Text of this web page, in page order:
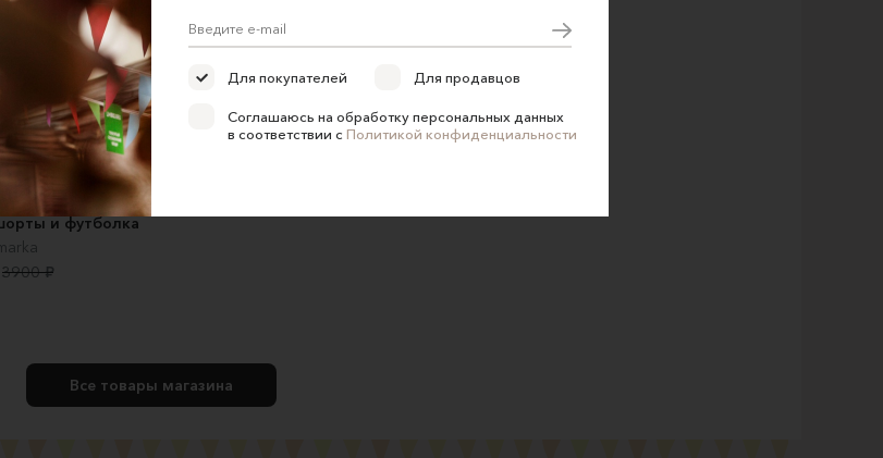
и футболка
3900 ₽
Все товары магазина
Для покупателей Для продавцов
Соглашаюсь на обработку персональных данных
в соответствии с Политикой конфиденциальности